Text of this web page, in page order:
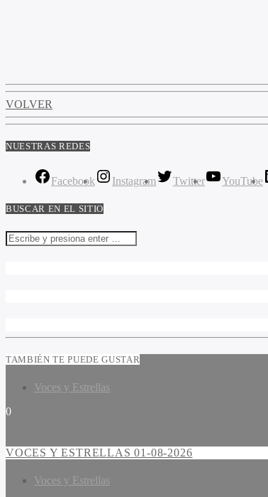
VOLVER
NUESTRAS REDES
Facebook Instagram Twitter YouTube
BUSCAR EN EL SITIO
TAMBIÉN TE PUEDE GUSTAR
Voces y Estrellas
0
VOCES Y ESTRELLAS 01-08-2026
Voces y Estrellas